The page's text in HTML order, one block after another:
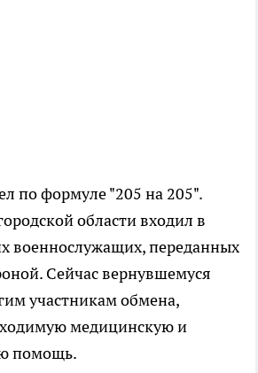
по формуле "205 на 205".
области входил в
военнослужащих, переданных
Сейчас вернувшемуся
участникам обмена,
медицинскую и
помощь.